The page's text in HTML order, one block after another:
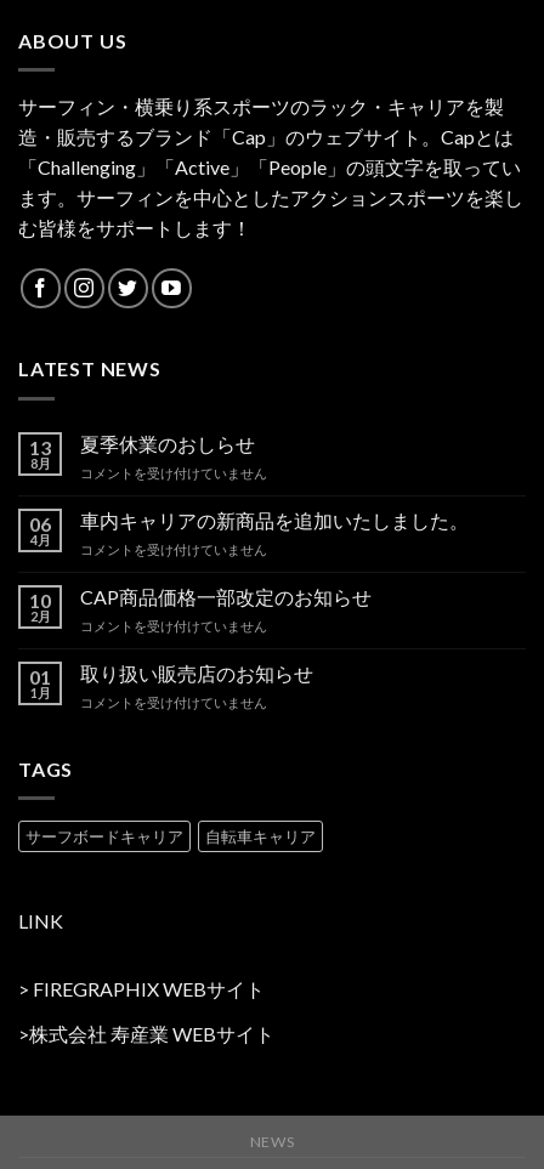
ABOUT US
サーフィン・横乗り系スポーツのラック・キャリアを製
造・販売するブランド「Cap」のウェブサイト。Capとは
「Challenging」「Active」「People」の頭文字を取ってい
ます。サーフィンを中心としたアクションスポーツを楽し
む皆様をサポートします！
LATEST NEWS
13
8月
夏季休業のおしらせ
夏
休
業
の
し
せ
コメントを受け付けていません
06
4月
車内キャリアの新商品を追加いたしました。
車
キ
ャ
リ
の
商
た
し
コメントを受け付けていません
10
2月
CAP商品価格一部改定のお知らせ
CAP
品
価
格
お
知
コメントを受け付けていません
01
1月
取り扱い販売店のお知らせ
取
店
の
コメントを受け付けていません
TAGS
サーフボードキャリア 自転車キャリア
LINK
> FIREGRAPHIX WEBサイト
>株式会社 寿産業 WEBサイト
NEWS